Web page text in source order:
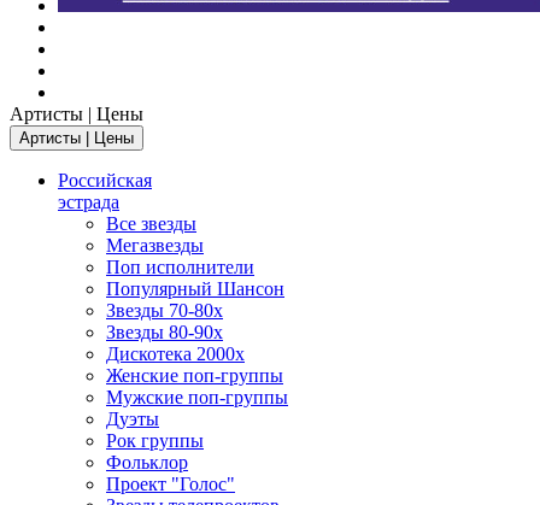
Артисты | Цены
Артисты | Цены
Российская
эстрада
Все звезды
Мегазвезды
Поп исполнители
Популярный Шансон
Звезды 70-80х
Звезды 80-90х
Дискотека 2000х
Женские поп-группы
Мужские поп-группы
Дуэты
Рок группы
Фольклор
Проект "Голос"